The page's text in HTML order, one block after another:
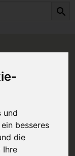
und
besseres
die
Ihre